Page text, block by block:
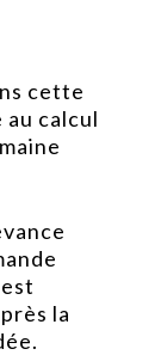
cette
calcul
la